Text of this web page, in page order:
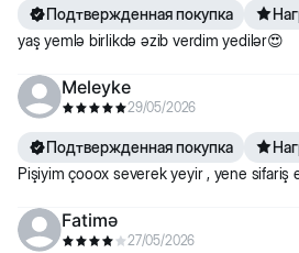
Подтвержденная покупка
yaş yemlə birlikdə əzib verdim yedilər😍
Meleyke
29/05/2026
Подтвержденная покупка
Pişiyim çooox severek yeyir , yene sifariş
Fatimə
27/05/2026